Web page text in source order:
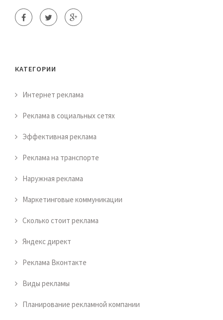
КАТЕГОРИИ
Интернет реклама
Реклама в социальных сетях
Эффективная реклама
Реклама на транспорте
Наружная реклама
Маркетинговые коммуникации
Сколько стоит реклама
Яндекс директ
Реклама Вконтакте
Виды рекламы
Планирование рекламной компании